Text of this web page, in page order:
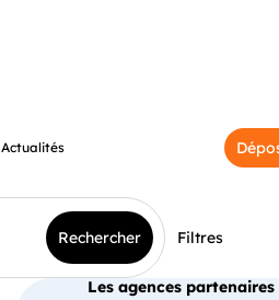
Actualités
Rechercher Filtres
Les agences partenaires